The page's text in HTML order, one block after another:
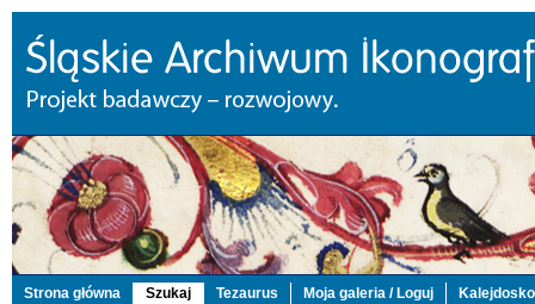
Strona główna Szukaj Tezaurus Moja galeria / Loguj